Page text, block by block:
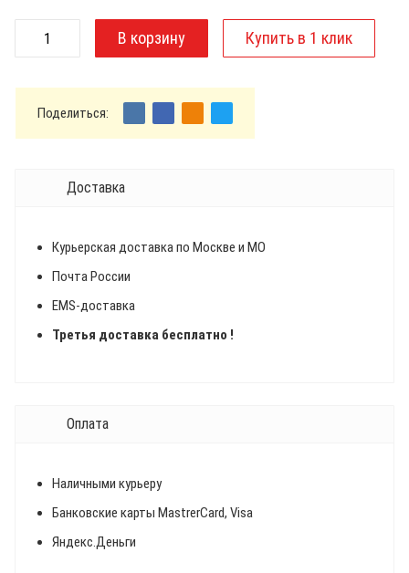
Поделиться:
Доставка
Курьерская доставка по Москве и МО
Почта России
EMS-доставка
Третья доставка бесплатно !
Оплата
Наличными курьеру
Банковские карты MastrerCard, Visa
Яндекс.Деньги